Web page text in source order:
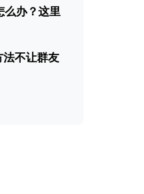
么办？这里
法不让群友